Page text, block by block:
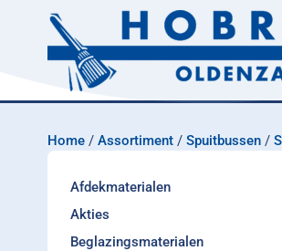
Home / Assortiment / Spuitbussen /
Afdekmaterialen
Akties
Beglazingsmaterialen